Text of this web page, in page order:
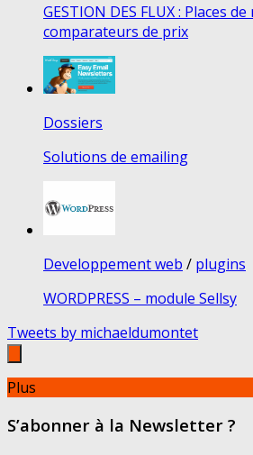
GESTION DES FLUX : Places
comparateurs de prix
Dossiers
Solutions de emailing
Developpement web / plugins
WORDPRESS – module Sellsy
Tweets by michaeldumontet
Plus
S’abonner à la Newsletter ?